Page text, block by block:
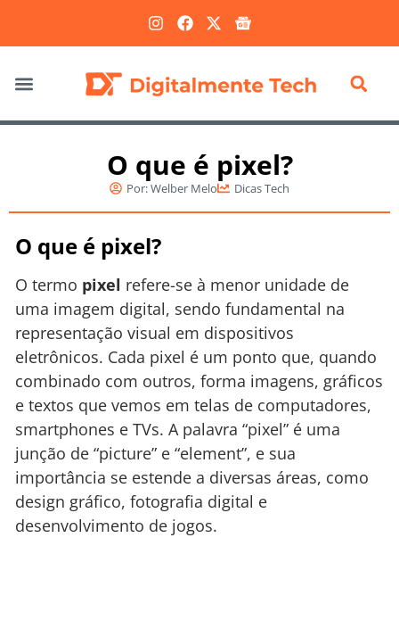
O que é pixel?
Por:Welber Melo Dicas Tech
O que é pixel?
O termo pixel refere-se à menor unidade de
uma imagem digital, sendo fundamental na
representação visual em dispositivos
eletrônicos. Cada pixel é um ponto que, quando
combinado com outros, forma imagens, gráficos
e textos que vemos em telas de computadores,
smartphones e TVs. A palavra “pixel” é uma
junção de “picture” e “element”, e sua
importância se estende a diversas áreas, como
design gráfico, fotografia digital e
desenvolvimento de jogos.